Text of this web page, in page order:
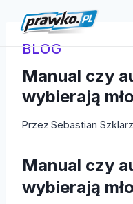
treściBLOG
Manual czy
wybierają
Przez Sebastian Szklarz
Manual czy
wybierają